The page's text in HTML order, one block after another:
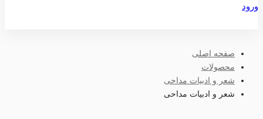
ورود
صفحه اصلی
محصولات
شعر و ادبیات مداحی
شعر و ادبیات مداحی